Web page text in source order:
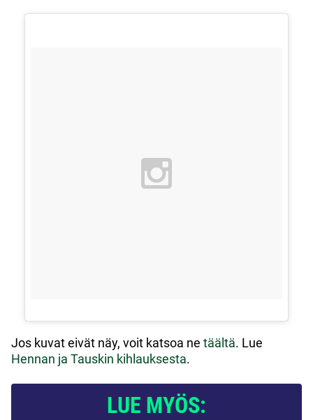
Jos kuvat eivät näy, voit katsoa ne täältä. Lue
Hennan ja Tauskin kihlauksesta.
LUE MYÖS: